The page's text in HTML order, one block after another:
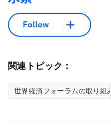
Follow
関連トピック：
世界経済フォーラムの取り組み